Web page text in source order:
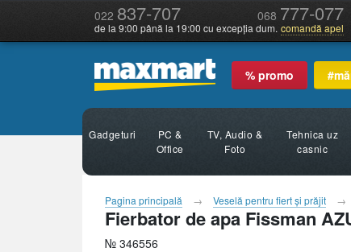
022 837-707 068 777-077
de la 9:00 până la 19:00 cu excepția dum. comandă apel
% promo
Gadgeturi
PC &
Office
TV, Audio &
Foto
Tehnica uz
casnic
Pagina principală Veselă pentru fiert şi prăjit
Fierbator de apa Fissman
№ 346556